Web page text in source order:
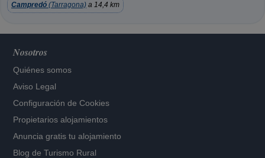
Campredó (Tarragona) a 14,4 km
Nosotros
Quiénes somos
Aviso Legal
Configuración de Cookies
Propietarios alojamientos
Anuncia gratis tu alojamiento
Blog de Turismo Rural